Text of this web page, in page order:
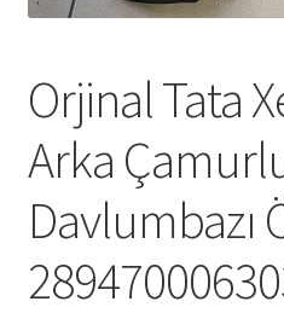
Orjinal Tata
Arka
Davlumbazı